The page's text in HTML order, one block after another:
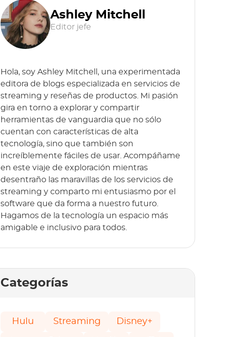
Ashley Mitchell
Editor jefe
Hola, soy Ashley Mitchell, una experimentada
editora de blogs especializada en servicios de
streaming y reseñas de productos. Mi pasión
gira en torno a explorar y compartir
herramientas de vanguardia que no sólo
cuentan con características de alta
tecnología, sino que también son
increíblemente fáciles de usar. Acompáñame
en este viaje de exploración mientras
desentraño las maravillas de los servicios de
streaming y comparto mi entusiasmo por el
software que da forma a nuestro futuro.
Hagamos de la tecnología un espacio más
amigable e inclusivo para todos.
Categorías
Hulu Streaming Disney+